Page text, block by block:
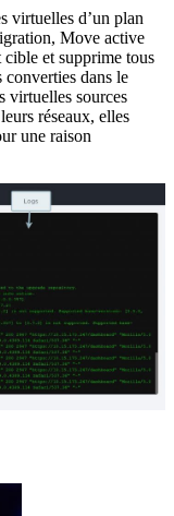
virtuelles d’un plan
Move active
cible et supprime tous
dans le
virtuelles sources
réseaux, elles
une raison